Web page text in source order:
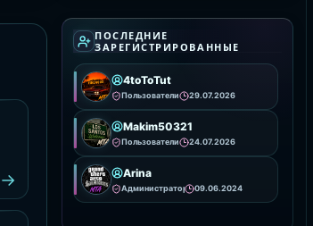
анимаций, улучшая
ПОСЛЕДНИЕ
ЗАРЕГИСТРИРОВАННЫЕ
4toToTut
Пользователи 29.07.2026
Makim50321
Пользователи 24.07.2026
Arina
Администраторы09.06.2024